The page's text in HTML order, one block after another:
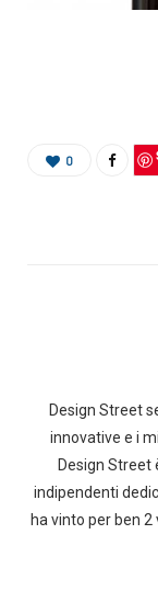
0
Design Street
innovative e i
Design Street
indipendenti
ha vinto per ben